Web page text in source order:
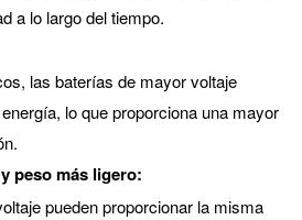
a lo largo del tiempo.
las baterías de mayor voltaje
lo que proporciona una mayor
peso más ligero:
pueden proporcionar la misma